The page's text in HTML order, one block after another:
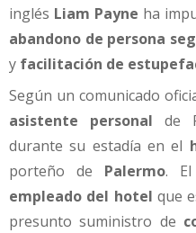
inglés Liam Payne ha
abandono de persona
y facilitación de
Según un comunicado
asistente personal de
durante su estadía en el
porteño de Palermo. El
empleado del hotel que
presunto suministro de